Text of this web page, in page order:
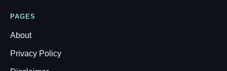
PAGES
About
Privacy Policy